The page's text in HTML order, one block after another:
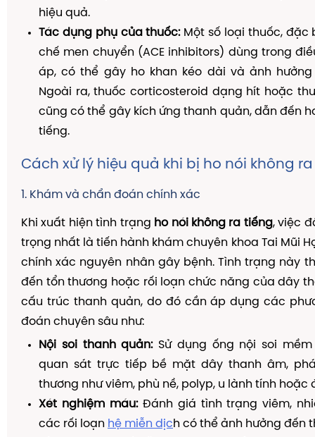
hiệu quả.
Tác dụng phụ của thuốc:Một số loại thuốc, đặc
chế men chuyển (ACE inhibitors) dùng trong
áp, có thể gây ho khan kéo dài và ảnh
Ngoài ra, thuốc corticosteroid dạng hít hoặc
cũng có thể gây kích ứng thanh quản, dẫn đến
tiếng.
Cách xử lý hiệu quả khi bị ho nói không
1. Khám và chẩn đoán chính xác
Khi xuất hiện tình trạng ho nói không ra tiếng, việc
trọng nhất là tiến hành khám chuyên khoa Tai Mũi
chính xác nguyên nhân gây bệnh. Tình trạng này
đến tổn thương hoặc rối loạn chức năng của dây
cấu trúc thanh quản, do đó cần áp dụng các
đoán chuyên sâu như:
Nội soi thanh quản:Sử dụng ống nội soi
quan sát trực tiếp bề mặt dây thanh âm,
thương như viêm, phù nề, polyp, u lành tính hoặc
Xét nghiệm máu:Đánh giá tình trạng viêm,
các rối loạn hệ miễn dịch có thể ảnh hưởng đến